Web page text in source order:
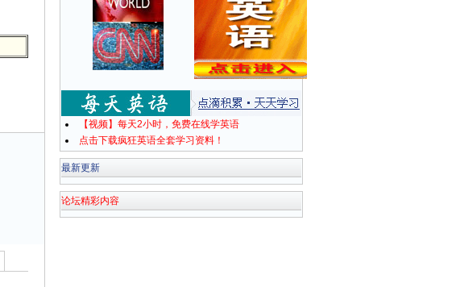
【视频】每天2小时，免费在线学英语
点击下载疯狂英语全套学习资料！
最新更新
论坛精彩内容